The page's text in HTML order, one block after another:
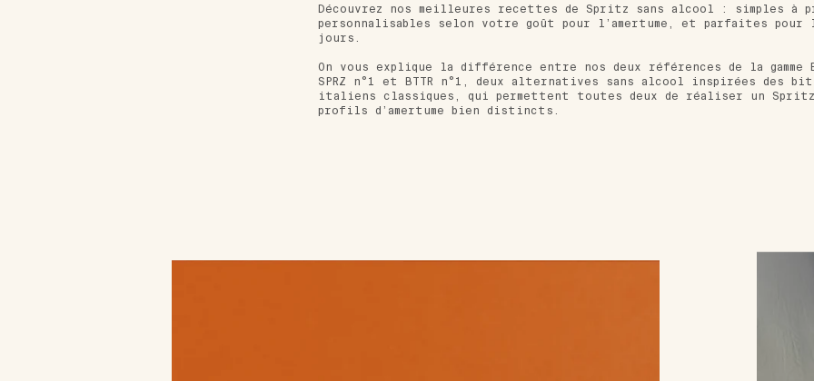
Découvrez nos meilleures recettes de Spritz sans alcool : simples à
personnalisables selon votre goût pour l’amertume, et parfaites pour
jours.
On vous explique la différence entre nos deux références de la gamme
SPRZ n°1 et BTTR n°1, deux alternatives sans alcool inspirées des
italiens classiques, qui permettent toutes deux de réaliser un
profils d’amertume bien distincts.